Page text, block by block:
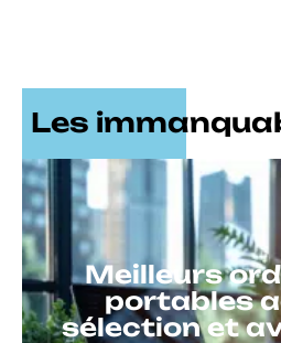
Les
Meilleurs
portables
sélection et